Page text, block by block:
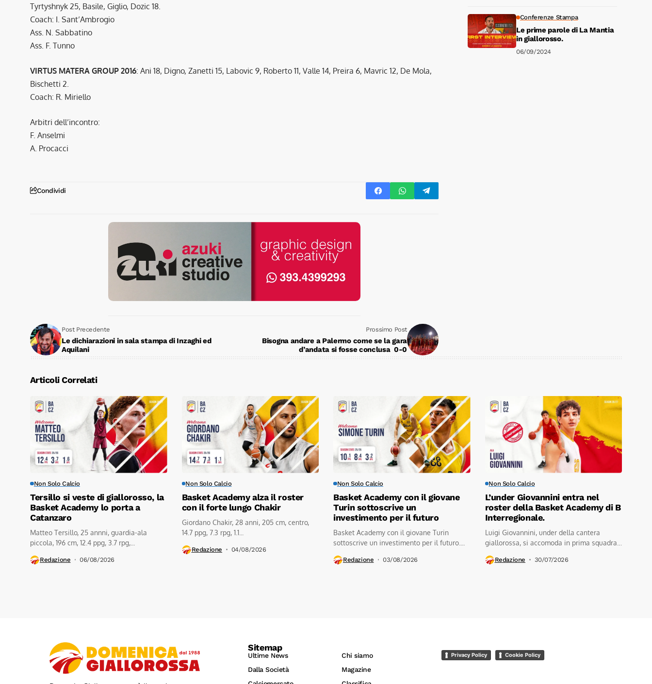
Tyrtyshnyk 25, Basile, Giglio, Dozic 18.
Coach: I. Sant’Ambrogio
Ass. N. Sabbatino
Ass. F. Tunno
VIRTUS MATERA GROUP 2016: Ani 18, Digno, Zanetti 15, Labovic 9, Roberto 11, Valle 14, Preira 6, Mavric 12, De Mola,
Bischetti 2.
Coach: R. Miriello
Arbitri dell’incontro:
F. Anselmi
A. Procacci
Condividi
Post Precedente
Le dichiarazioni in sala stampa di Inzaghi ed
Aquilani
Prossimo Post
Bisogna andare a Palermo come se la gara
d’andata si fosse conclusa 0-0
Conferenze Stampa
Le prime parole di La Mantia
in giallorosso.
06/09/2024
Articoli Correlati
Non Solo Calcio
Tersillo si veste di giallorosso, la
Basket Academy lo porta a
Catanzaro
Matteo Tersillo, 25 annni, guardia-ala
piccola, 196 cm, 12.4 ppg, 3.7 rpg,...
Redazione 06/08/2026
Non Solo Calcio
Basket Academy alza il roster
con il forte lungo Chakir
Giordano Chakir, 28 anni, 205 cm, centro,
14.7 ppg, 7.3 rpg, 1.1...
Redazione 04/08/2026
Non Solo Calcio
Basket Academy con il giovane
Turin sottoscrive un
investimento per il futuro
Basket Academy con il giovane Turin
sottoscrive un investimento per il futuro....
Redazione 03/08/2026
Non Solo Calcio
L’under Giovannini entra nel
roster della Basket Academy di B
Interregionale.
Luigi Giovannini, under della cantera
giallorossa, si accomoda in prima squadra.
Redazione 30/07/2026
Sitemap
Ultime News
Chi siamo
Dalla Società
Magazine
Privacy Policy Cookie Policy